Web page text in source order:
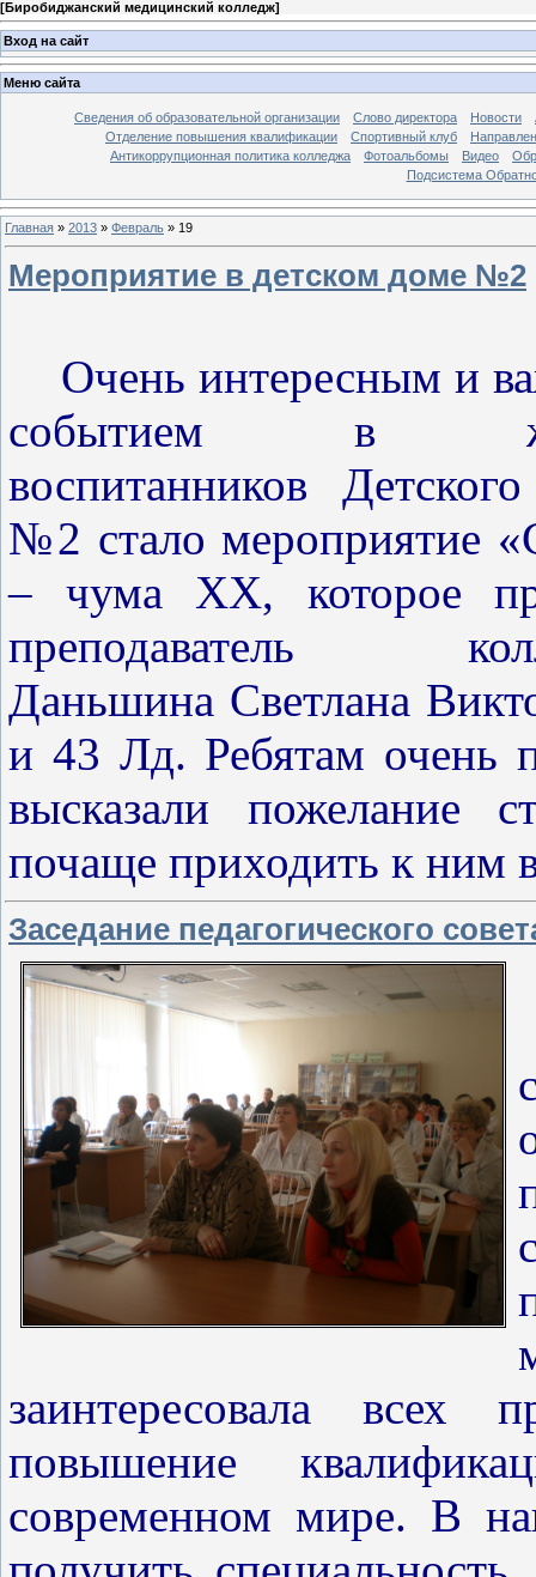
[Биробиджанский медицинский колледж]
Вход на сайт
Меню сайта
Сведения об образовательной организации Слово директора Новости
Отделение повышения квалификации
Спортивный клуб
Антикоррупционная политика колледжа
Фотоальбомы Видео
Подсистема
Главная » 2013 » Февраль » 19
Мероприятие в детском доме №2
Очень интересным и
событием в
воспитанников
№2 стало мероприятие
– чума XX, которое
преподаватель
Даньшина Светлана
и 43 Лд. Ребятам очень
высказали пожелание
почаще приходить к ним
Заседание педагогического
заинтересовала всех
повышение
современном мире. В